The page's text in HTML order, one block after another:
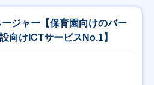
ジャー【保育園向けのバー
向けICTサービスNo.1】